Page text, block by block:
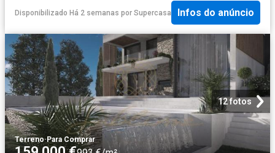
Disponibilizado Há 2 semanas por Supercasa Infos do anúncio
12 fotos
Terreno·Para Comprar